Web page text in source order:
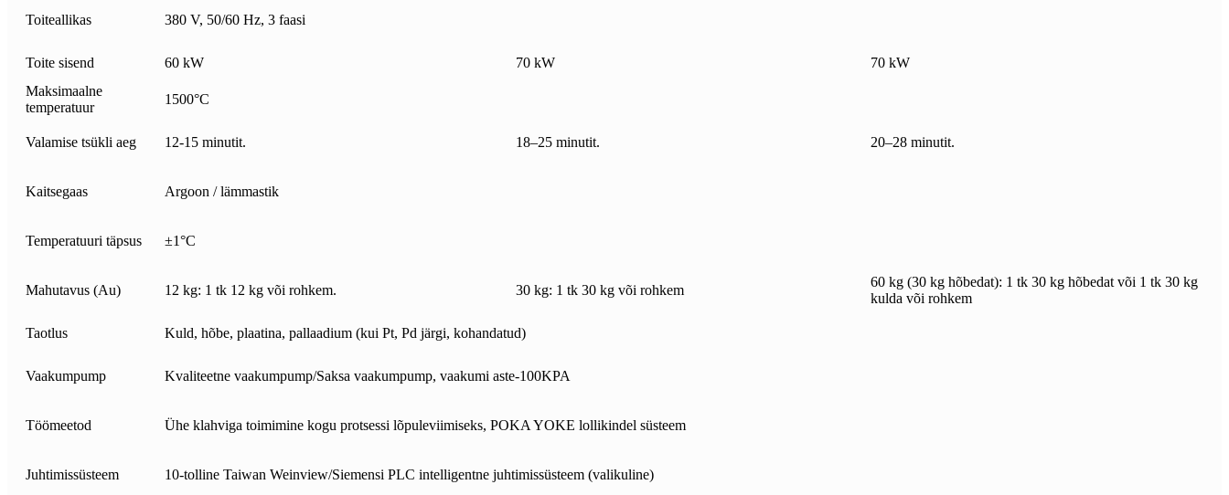
Toiteallikas 380 V, 50/60 Hz, 3 faasi
Toite sisend 60 kW 70 kW
70 kW
Maksimaalne
temperatuur
1500°C
Valamise tsükli aeg 12-15 minutit. 18–25 minutit. 20–28 minutit.
Kaitsegaas Argoon / lämmastik
Temperatuuri täpsus ±1°C
Mahutavus (Au) 12 kg: 1 tk 12 kg või rohkem. 30 kg: 1 tk 30 kg või rohkem
60 kg (30 kg hõbedat): 1 tk 30 kg hõbedat või 1 tk 30 kg
kulda või rohkem
Taotlus Kuld, hõbe, plaatina, pallaadium (kui Pt, Pd järgi, kohandatud)
Vaakumpump Kvaliteetne vaakumpump/Saksa vaakumpump, vaakumi aste-100KPA
Töömeetod Ühe klahviga toimimine kogu protsessi lõpuleviimiseks, POKA YOKE lollikindel süsteem
Juhtimissüsteem 10-tolline Taiwan Weinview/Siemensi PLC intelligentne juhtimissüsteem (valikuline)